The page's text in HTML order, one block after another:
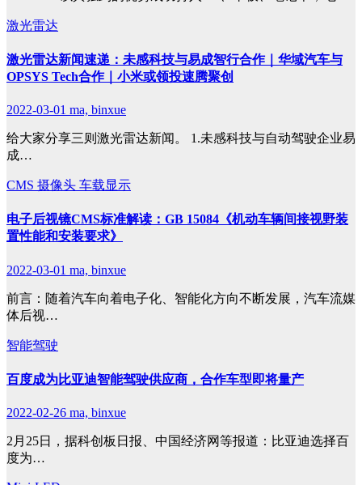
激光雷达
激光雷达新闻速递：未感科技与易成智行合作｜华域汽车与
OPSYS Tech合作｜小米或领投速腾聚创
2022-03-01 ma, binxue
给大家分享三则激光雷达新闻。 1.未感科技与自动驾驶企业易
成…
CMS 摄像头 车载显示
电子后视镜CMS标准解读：GB 15084《机动车辆间接视野装
置性能和安装要求》
2022-03-01 ma, binxue
前言：随着汽车向着电子化、智能化方向不断发展，汽车流媒
体后视…
智能驾驶
百度成为比亚迪智能驾驶供应商，合作车型即将量产
2022-02-26 ma, binxue
2月25日，据科创板日报、中国经济网等报道：比亚迪选择百
度为…